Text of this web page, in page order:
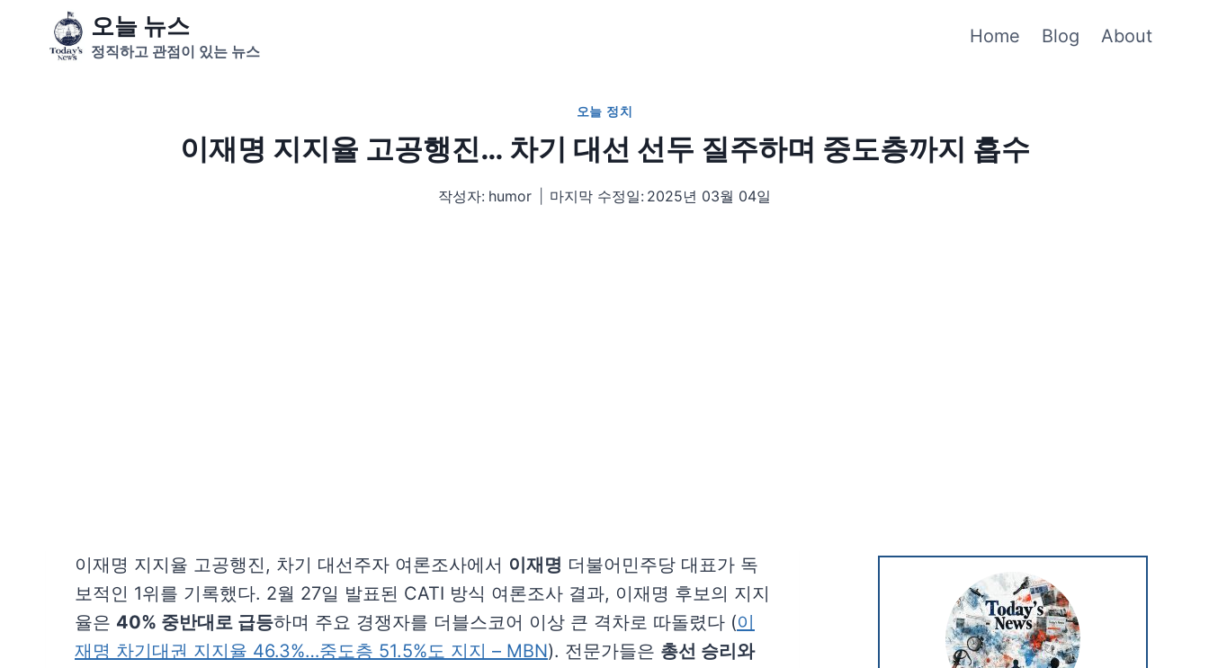
오늘 뉴스
정직하고 관점이 있는 뉴스
Home Blog About
오늘 정치
이재명 지지율 고공행진… 차기 대선 선두 질주하며 중도층까지 흡수
작성자: humor 마지막 수정일: 2025년 03월 04일
이재명 지지율 고공행진, 차기 대선주자 여론조사에서 이재명 더불어민주당 대표가 독
보적인 1위를 기록했다. 2월 27일 발표된 CATI 방식 여론조사 결과, 이재명 후보의 지지
율은 40% 중반대로 급등하며 주요 경쟁자를 더블스코어 이상 큰 격차로 따돌렸다 (이
재명 차기대권 지지율 46.3%…중도층 51.5%도 지지 – MBN). 전문가들은 총선 승리와